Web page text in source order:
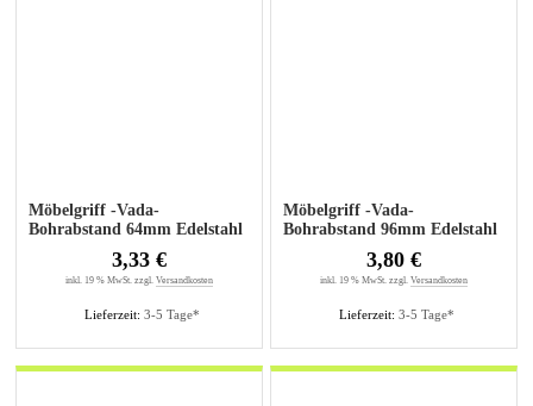
Möbelgriff -Vada-
Bohrabstand 64mm Edelstahl
Lieferzeit: 3-5 Tage*
3,33 €
inkl. 19 % MwSt. zzgl. Versandkosten
Möbelgriff -Vada-
Bohrabstand 96mm Edelstahl
Lieferzeit: 3-5 Tage*
3,80 €
inkl. 19 % MwSt. zzgl. Versandkosten